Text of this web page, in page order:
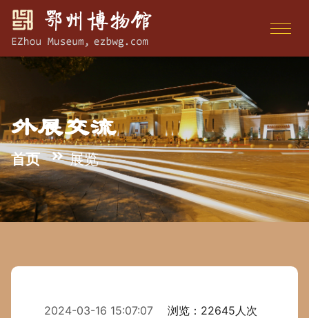
外展交流
首页 展览
2024-03-16 15:07:07 浏览：22645人次